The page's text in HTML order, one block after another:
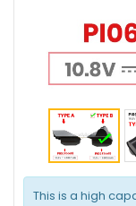
This is a high